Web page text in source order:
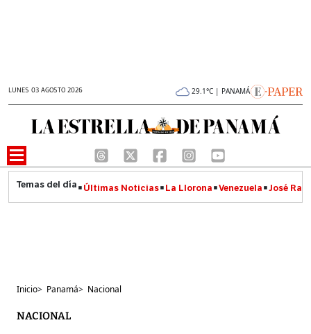
LUNES 03 AGOSTO 2026 29.1°C | PANAMÁ
Últimas Noticias La Llorona Venezuela José
Inicio> Panamá> Nacional
NACIONAL